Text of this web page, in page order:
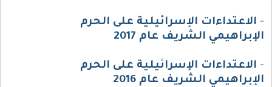
- الاعتداءات الإسرائيلية على الحرم
الإبراهيمي الشريف عام 2017
- الاعتداءات الإسرائيلية على الحرم
الإبراهيمي الشريف عام 2016